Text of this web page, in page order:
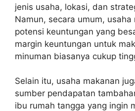
jenis usaha, lokasi, dan
Namun, secara umum, usaha
potensi keuntungan yang
margin keuntungan untuk
minuman biasanya cukup
Selain itu, usaha makanan
sumber pendapatan
ibu rumah tangga yang ingin